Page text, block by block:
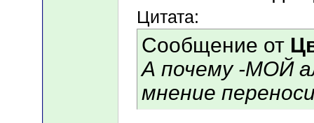
Цитата:
Сообщение от
А почему -МОЙ
мнение